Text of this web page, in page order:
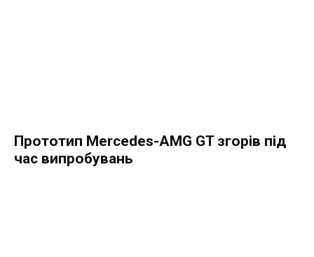
Прототип Mercedes-AMG GT згорів під
час випробувань